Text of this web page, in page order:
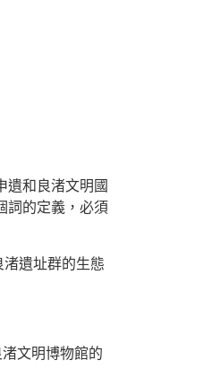
遺和良渚文明國
詞的定義，必須
遺址群的生態
文明博物館的